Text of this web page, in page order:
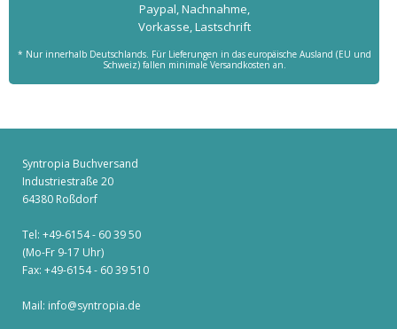
Paypal, Nachnahme,
Vorkasse, Lastschrift
* Nur innerhalb Deutschlands. Für Lieferungen in das europäische Ausland (EU und
Schweiz) fallen minimale Versandkosten an.
Syntropia Buchversand
Industriestraße 20
64380 Roßdorf
Tel: +49-6154 - 60 39 50
(Mo-Fr 9-17 Uhr)
Fax: +49-6154 - 60 39 510
Mail: info@syntropia.de